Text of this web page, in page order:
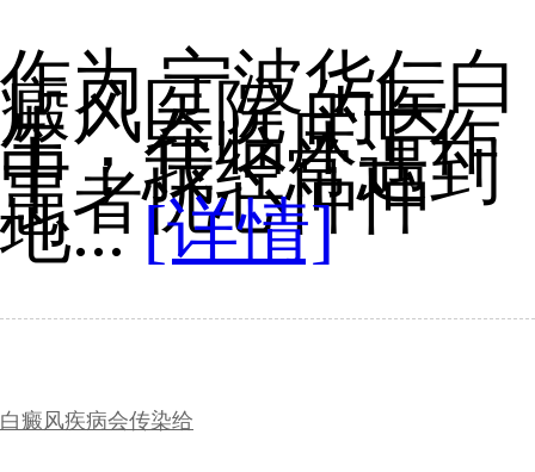
作为 宁波华仁白
癜风医院 的医
生，在临床工作
中，我经常遇到
患者忧心忡忡
地... [详情]
白癜风疾病会传染给